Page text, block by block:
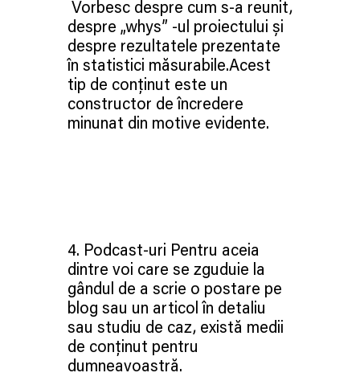
Vorbesc despre cum s-a reunit,
despre „whys” -ul proiectului și
despre rezultatele prezentate
în statistici măsurabile.Acest
tip de conținut este un
constructor de încredere
minunat din motive evidente.
4. Podcast-uri Pentru aceia
dintre voi care se zguduie la
gândul de a scrie o postare pe
blog sau un articol în detaliu
sau studiu de caz, există medii
de conținut pentru
dumneavoastră.